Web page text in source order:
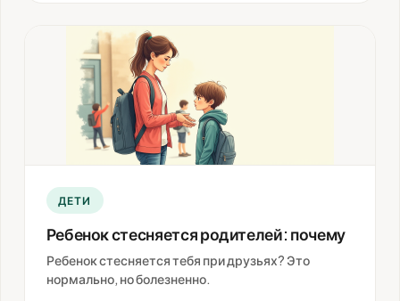
ДЕТИ
Ребенок стесняется родителей: почему
Ребенок стесняется тебя при друзьях? Это
нормально, но болезненно.